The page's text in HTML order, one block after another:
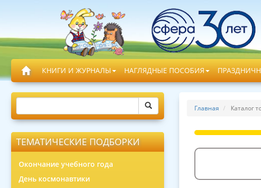
КНИГИ И ЖУРНАЛЫ НАГЛЯДНЫЕ ПОСОБИЯ
ТЕМАТИЧЕСКИЕ ПОДБОРКИ
Окончание учебного года
День космонавтики
Главная Каталог